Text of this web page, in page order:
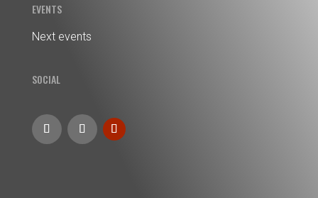
EVENTS
Next events
SOCIAL